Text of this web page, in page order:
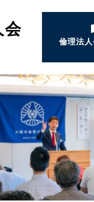
会
倫理法
倫理法
倫理を
会長あ